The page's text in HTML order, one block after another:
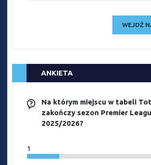
WEJDŹ
ANKIETA
Na którym miejscu w tabeli
zakończy sezon Premier
2025/2026?
1